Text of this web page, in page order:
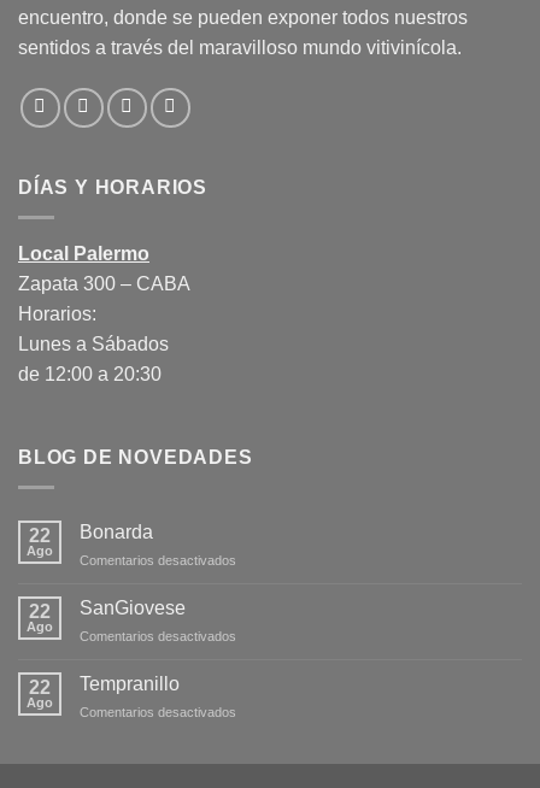
encuentro, donde se pueden exponer todos nuestros
sentidos a través del maravilloso mundo vitivinícola.
DÍAS Y HORARIOS
Local Palermo
Zapata 300 – CABA
Horarios:
Lunes a Sábados
de 12:00 a 20:30
BLOG DE NOVEDADES
22
Ago
Bonarda
Comentarios desactivados
22
Ago
SanGiovese
Comentarios desactivados
22
Ago
Tempranillo
Comentarios desactivados